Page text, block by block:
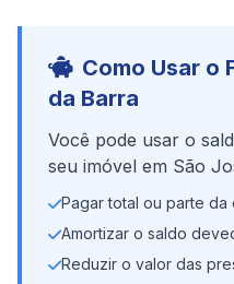
Como Usar o
da Barra
Você pode usar o
seu imóvel em São
Pagar total ou parte da
Amortizar o saldo
Reduzir o valor das